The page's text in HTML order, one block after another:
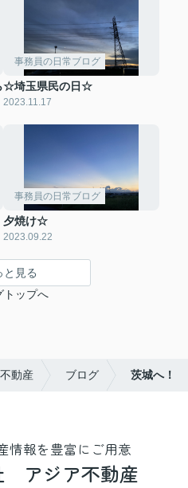
事務員の日常ブログ
☆埼玉県民の日☆
2023.11.17
事務員の日常ブログ
夕焼け☆
2023.09.22
と見る
トップへ
動産 ブログ 茨城へ！
情報を豊富にご用意
アジア不動産